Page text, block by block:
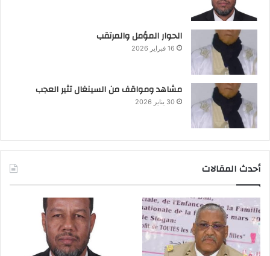
الحوار المؤمل والمرتقب
16 فبراير 2026
مشاهد ومواقف من السينغال تثير العجب
30 يناير 2026
أحدث المقالات